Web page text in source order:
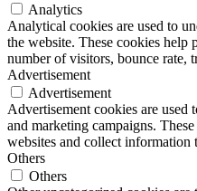
Analytics
Analytical cookies are used to
the website. These cookies
number of visitors, bounce rate,
Advertisement
Advertisement
Advertisement cookies are
and marketing campaigns.
websites and collect information
Others
Others